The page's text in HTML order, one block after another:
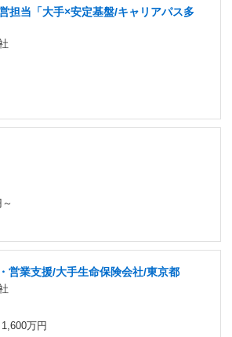
担当「大手×安定基盤/キャリアパス多
営業支援/大手生命保険会社/東京都
万円